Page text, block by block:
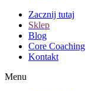
Zacznij tutaj
Sklep
Blog
Core Coaching
Kontakt
Menu